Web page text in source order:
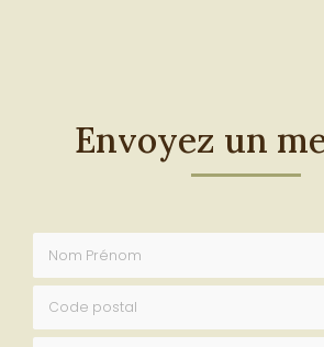
Envoyez un
Nom Prénom
Code postal